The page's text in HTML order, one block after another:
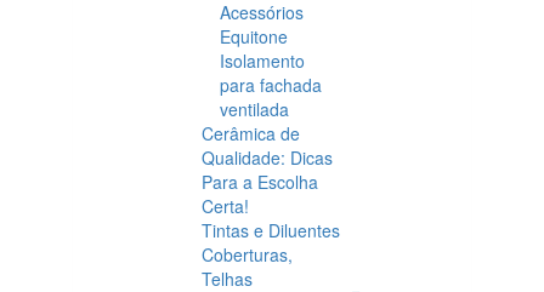
Acessórios
Equitone
Isolamento
para fachada
ventilada
Cerâmica de
Qualidade: Dicas
Para a Escolha
Certa!
Tintas e Diluentes
Coberturas,
Telhas